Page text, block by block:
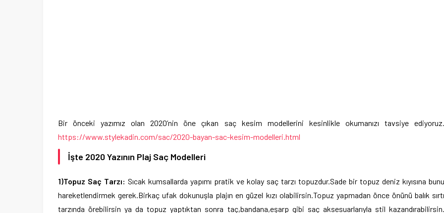
Bir önceki yazımız olan 2020’nin öne çıkan saç kesim modellerini kesinlikle okumanızı tavsiye ediyoruz.
https://www.stylekadin.com/sac/2020-bayan-sac-kesim-modelleri.html
İşte 2020 Yazının Plaj Saç Modelleri
1)Topuz Saç Tarzı: Sıcak kumsallarda yapımı pratik ve kolay saç tarzı topuzdur.Sade bir topuz deniz kıyısına bunu
hareketlendirmek gerek.Birkaç ufak dokunuşla plajın en güzel kızı olabilirsin.Topuz yapmadan önce önünü balık sırtı
tarzında örebilirsin ya da topuz yaptıktan sonra taç,bandana,eşarp gibi saç aksesuarlarıyla stil kazandırabilirsin.